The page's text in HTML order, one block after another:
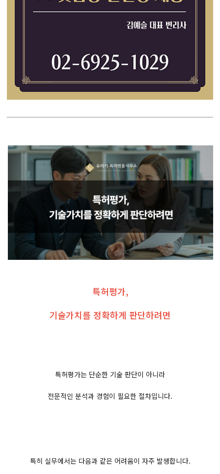
특허평가,
기술가치를 정확하게 판단하려면
특허평가는 단순한 기술 판단이 아니라
전문적인 분석과 경험이 필요한 절차입니다.
특히 실무에서는 다음과 같은 어려움이 자주 발생합니다.